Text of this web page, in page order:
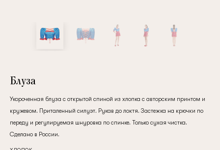
Электронная почта
Запомнить меня
Блуза
Укороченная блуза с открытой спиной из хлопка с авторским принтом и
кружевом. Приталенный силуэт. Рукав до локтя. Застежка на крючки по
переду и регулируемая шнуровка по спинке. Только сухая чистка.
Сделано в России.